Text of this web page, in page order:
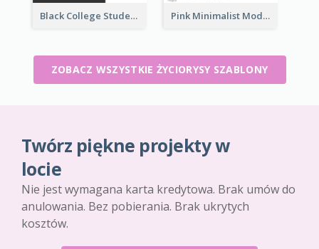
Black College Student Resume Pink Minimalist Modern Resume
ZOBACZ WSZYSTKIE ŻYCIORYSY SZABLONY
Twórz piękne projekty w
locie
Nie jest wymagana karta kredytowa. Brak umów do
anulowania. Bez pobierania. Brak ukrytych
kosztów.